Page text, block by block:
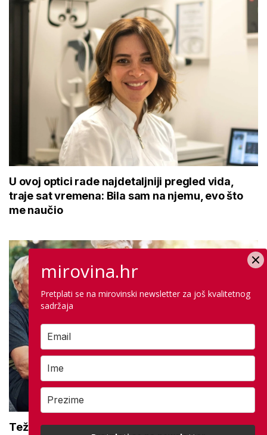
U ovoj optici rade najdetaljniji pregled vida,
traje sat vremena: Bila sam na njemu, evo što
me naučio
Teže se krećete zbog bolnih zglobova?
mirovina.hr
Pretplati se na mirovinski newsletter za još kvalitetnog
sadržaja